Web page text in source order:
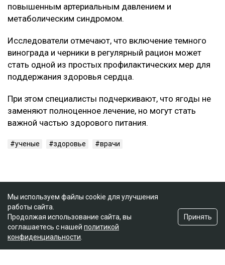
повышенным артериальным давлением и
метаболическим синдромом.
Исследователи отмечают, что включение темного
винограда и черники в регулярный рацион может
стать одной из простых профилактических мер для
поддержания здоровья сердца.
При этом специалисты подчеркивают, что ягоды не
заменяют полноценное лечение, но могут стать
важной частью здорового питания.
ученые здоровье врачи
Мы используем файлы cookie для улучшения
работы сайта.
Продолжая использование сайта, вы
соглашаетесь с нашей политикой
конфиденциальности
Принять